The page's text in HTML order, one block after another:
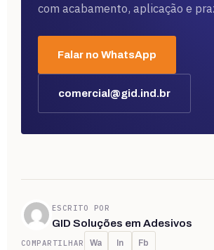
com acabamento, aplicação e
Falar no WhatsApp
comercial@gid.ind.br
ESCRITO POR
GID Soluções em Adesivos
COMPARTILHAR Wa In Fb